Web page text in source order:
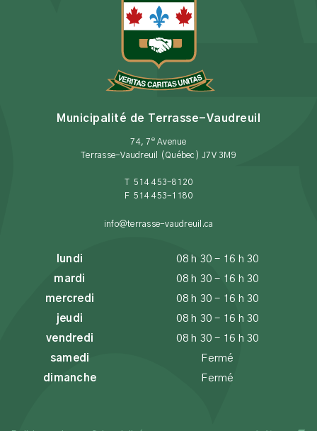
Municipalité de Terrasse-Vaudreuil
74, 7 eAvenue
Terrasse-Vaudreuil (Québec) J7V 3M9
T 514 453-8120
F 514 453-1180
info@terrasse-vaudreuil.ca
lundi
08 h 30 - 16 h 30
mardi
08 h 30 - 16 h 30
mercredi
08 h 30 - 16 h 30
jeudi
08 h 30 - 16 h 30
vendredi
08 h 30 - 16 h 30
samedi
Fermé
dimanche
Fermé